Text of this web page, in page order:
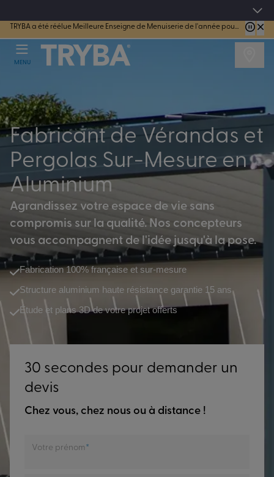
TRYBA a été réélue Meilleure Enseigne de Menuiserie de l'année pour la 7ème année consécutive.
MENU
Fabricant de Vérandas et
Pergolas Sur-Mesure en
Aluminium
Agrandissez votre espace de vie sans
compromis sur la qualité. Nos concepteurs
vous accompagnent de l'idée jusqu'à la pose.
Fabrication 100% française et sur-mesure
Structure aluminium haute résistance garantie 15 ans
Étude et plans 3D de votre projet offerts
30 secondes pour demander un
devis
Chez vous, chez nous ou à distance !
Votre prénom